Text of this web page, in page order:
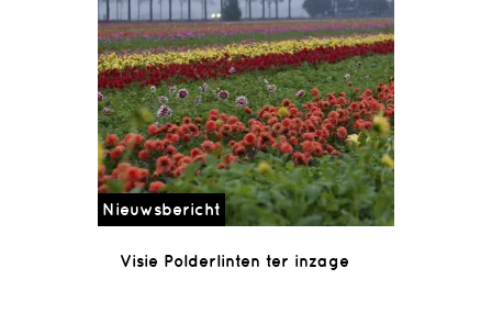
Nieuwsbericht
Visie Polderlinten ter inzage